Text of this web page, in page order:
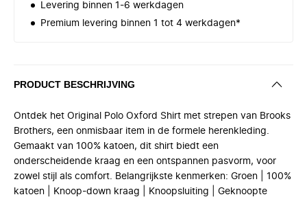
Levering binnen 1-6 werkdagen
Premium levering binnen 1 tot 4 werkdagen*
PRODUCT BESCHRIJVING
Ontdek het Original Polo Oxford Shirt met strepen van Brooks
Brothers, een onmisbaar item in de formele herenkleding.
Gemaakt van 100% katoen, dit shirt biedt een
onderscheidende kraag en een ontspannen pasvorm, voor
zowel stijl als comfort. Belangrijkste kenmerken: Groen | 100%
katoen | Knoop-down kraag | Knoopsluiting | Geknoopte